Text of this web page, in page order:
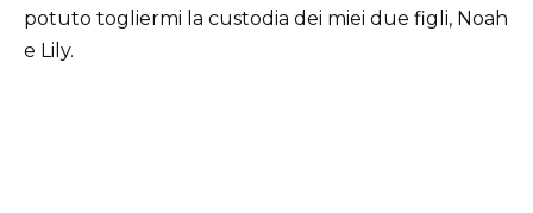
potuto togliermi la custodia dei miei due figli, Noah
e Lily.